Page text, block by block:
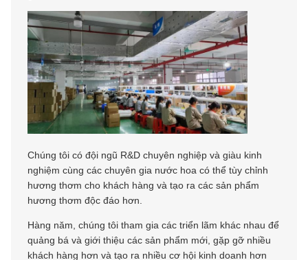
Chúng tôi có đội ngũ R&D chuyên nghiệp và giàu kinh
nghiệm cùng các chuyên gia nước hoa có thể tùy chỉnh
hương thơm cho khách hàng và tạo ra các sản phẩm
hương thơm độc đáo hơn.
Hàng năm, chúng tôi tham gia các triển lãm khác nhau để
quảng bá và giới thiệu các sản phẩm mới, gặp gỡ nhiều
khách hàng hơn và tạo ra nhiều cơ hội kinh doanh hơn